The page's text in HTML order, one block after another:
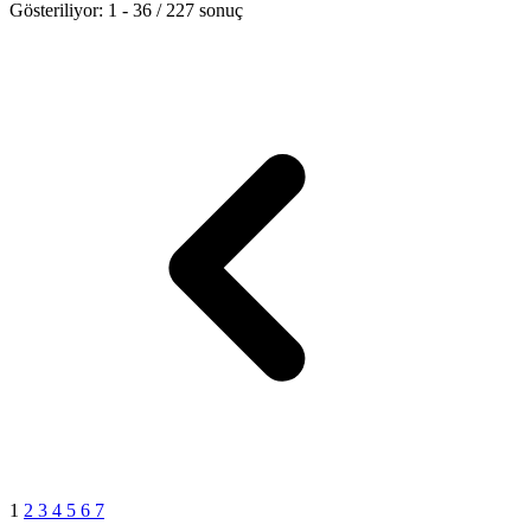
Gösteriliyor: 1 - 36 / 227 sonuç
1 2 3 4 5 6 7